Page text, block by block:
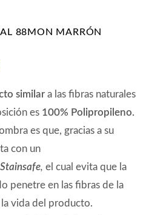
88MON MARRÓN
de
hasta
similar a las fibras naturales
es 100% Polipropileno.
es que, gracias a su
con un
Stainsafe, el cual evita que la
penetre en las fibras de la
vida del producto.